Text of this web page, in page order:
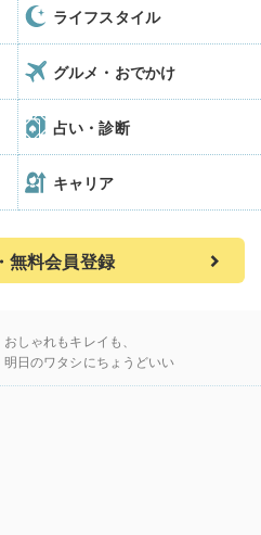
ライフスタイル
グルメ・おでかけ
占い・診断
キャリア
無料会員登録
おしゃれもキレイも、
明日のワタシにちょうどいい